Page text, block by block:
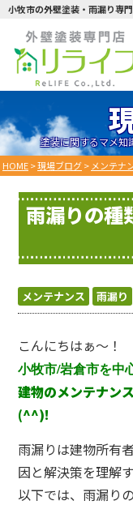
小牧市の外壁塗装・雨漏り専
塗装に関するマメ知
HOME>現場ブログ> メンテナ
雨漏りの種
メンテナンス 雨漏り
こんにちはぁ～！
小牧市/岩倉市を
建物のメンテナン
(^^)!
雨漏りは建物所有
因と解決策を理解
以下では、雨漏り